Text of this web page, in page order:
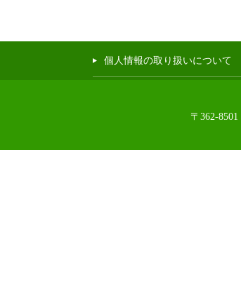
個人情報の取り扱いについて
〒362-